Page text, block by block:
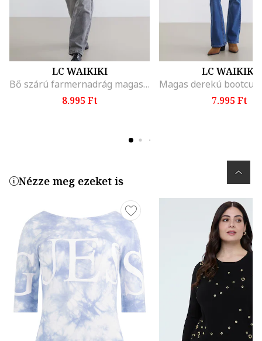
LC WAIKIKI
Bő szárú farmernadrág magas derékrésszel, Sötétszürke
8.995 Ft
LC WAIKIKI
7.995 Ft
Nézze meg ezeket is